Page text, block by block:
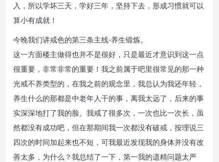
入，所以学坏三天，学好三年，坚持下去，形成习惯就可以
算小有成就！
今晚我们讲戒色的第三条主线-养生锻炼。
这一方面楼主做得也并不是很好，只是最近才意识到这一点
很重要，非常非常的重要！我之前属于吧里很常见的那一种
光戒不养类型的，在我之前的观念里，我总认为我还年轻，
养生什么的那都是中老年人干的事，离我太远了，后来的事
实深深地打了我的脸。我戒了很多次，一次也比一次长，虽
然都没有成功吧，但在那期间我一次都没有破戒，按理说三
四次的时间加起来也不短，可我最近发现我的身体并没有改
善太多，为什么？我总结了一下，第一我的遗精问题太严